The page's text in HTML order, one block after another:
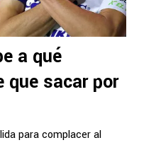
a qué
que sacar por
para complacer al